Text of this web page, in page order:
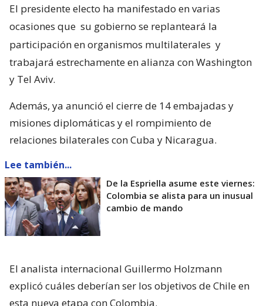
El presidente electo ha manifestado en varias
ocasiones que su gobierno se replanteará la
participación en organismos multilaterales y
trabajará estrechamente en alianza con Washington
y Tel Aviv.
Además, ya anunció el cierre de 14 embajadas y
misiones diplomáticas y el rompimiento de
relaciones bilaterales con Cuba y Nicaragua.
Lee también...
De la Espriella asume este viernes:
Colombia se alista para un inusual
cambio de mando
El analista internacional Guillermo Holzmann
explicó cuáles deberían ser los objetivos de Chile en
esta nueva etapa con Colombia.